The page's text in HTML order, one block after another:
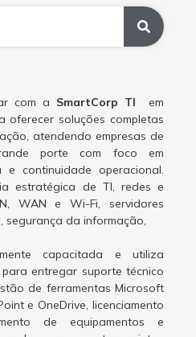
com a SmartCorp TI em
oferecer soluções completas
atendendo empresas de
porte com foco em
e continuidade operacional.
estratégica de TI, redes e
WAN e Wi-Fi, servidores
da informação,
capacitada e utiliza
entregar suporte técnico
de ferramentas Microsoft
e OneDrive, licenciamento
de equipamentos e